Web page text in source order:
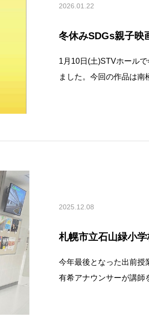
2026.01.22
冬休みSDGs親子映
1月10日(土)STVホール
ました。今回の作品は南
2025.12.08
札幌市立石山緑小
今年最後となった出前授
有希アナウンサーが講師